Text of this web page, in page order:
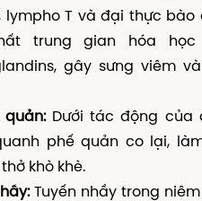
lympho T và đại thực bào
trung gian hóa học
gây sưng viêm
Dưới tác động của
phế quản co lại,
khò khè.
Tuyến nhầy trong